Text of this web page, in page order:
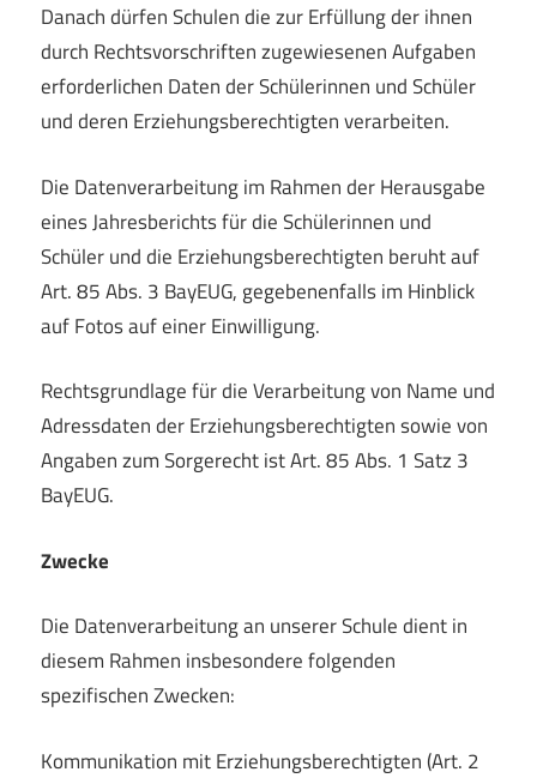
Danach dürfen Schulen die zur Erfüllung der ihnen
durch Rechtsvorschriften zugewiesenen Aufgaben
erforderlichen Daten der Schülerinnen und Schüler
und deren Erziehungsberechtigten verarbeiten.
Die Datenverarbeitung im Rahmen der Herausgabe
eines Jahresberichts für die Schülerinnen und
Schüler und die Erziehungsberechtigten beruht auf
Art. 85 Abs. 3 BayEUG, gegebenenfalls im Hinblick
auf Fotos auf einer Einwilligung.
Rechtsgrundlage für die Verarbeitung von Name und
Adressdaten der Erziehungsberechtigten sowie von
Angaben zum Sorgerecht ist Art. 85 Abs. 1 Satz 3
BayEUG.
Zwecke
Die Datenverarbeitung an unserer Schule dient in
diesem Rahmen insbesondere folgenden
spezifischen Zwecken:
Kommunikation mit Erziehungsberechtigten (Art. 2